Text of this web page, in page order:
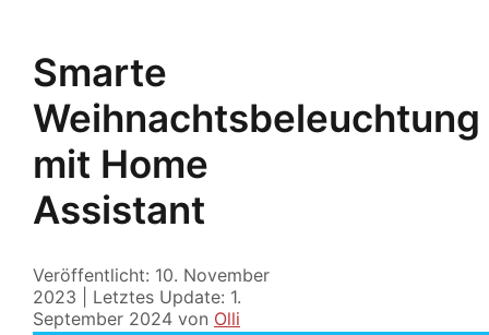
Smarte
Weihnachtsbeleuchtung
mit Home
Assistant
Veröffentlicht: 10. November
2023
Letztes Update: 1.
September 2024 von Olli